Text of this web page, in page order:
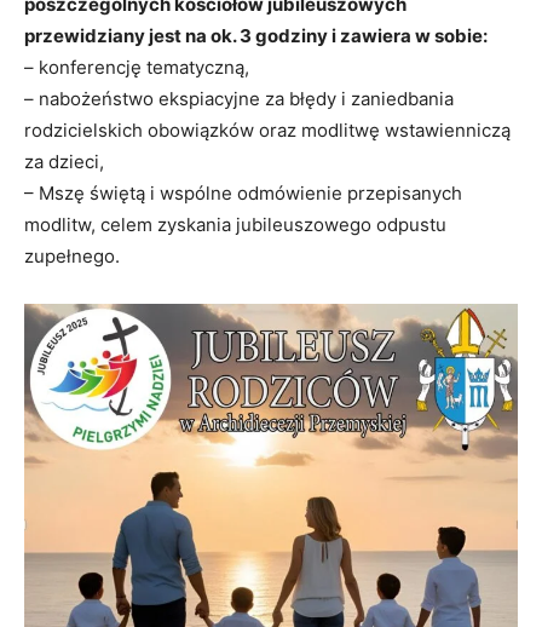
przewidziany jest na ok. 3 godziny i zawiera w sobie:
– konferencję tematyczną,
– nabożeństwo ekspiacyjne za błędy i zaniedbania
rodzicielskich obowiązków oraz modlitwę wstawienniczą
za dzieci,
– Mszę świętą i wspólne odmówienie przepisanych
modlitw, celem zyskania jubileuszowego odpustu
zupełnego.